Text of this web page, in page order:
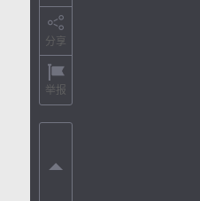
分享
举报